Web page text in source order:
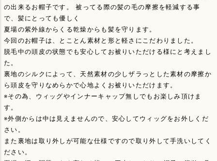
の出来るお帽子です。 被ってる際の髪の毛の摩擦を軽減する事
で、髪にとっても優しく
夏場の紫外線からくる乾燥からも髪を守ります。
今回のお帽子は、とことん素材と形と軽さにこだわりました。
脱毛中の頭皮の状態でも安心してお被りいただける様にと考えまし
た。
裏地のシルクによって、天然素材の少しザラっとした素材の摩擦か
ら頭皮を守りなめらかで心地よくお被りいただけます。
※その為、ウィッグやインナーキャップ無しでもお楽しみ頂けま
す。
※外側からは中は見えませんので、安心してウィッグをお外しくだ
さい。
また裏地は取り外しが可能な仕様ですので取り外して手洗いしてく
ださい。